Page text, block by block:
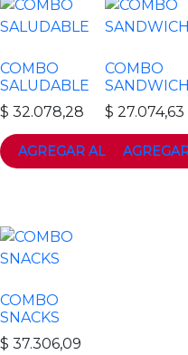
COMBO
SALUDABLE
$ 32.078,28
COMBO
SANDWICH
$ 27.074,63
COMBO
SNACKS
$ 37.306,09